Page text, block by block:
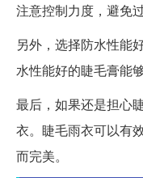
注意控制力度，避免
另外，选择防水性能
水性能好的睫毛膏能
最后，如果还是担心
衣。睫毛雨衣可以有
而完美。